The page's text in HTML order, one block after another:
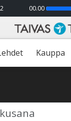
00.00
63%
Kauppa